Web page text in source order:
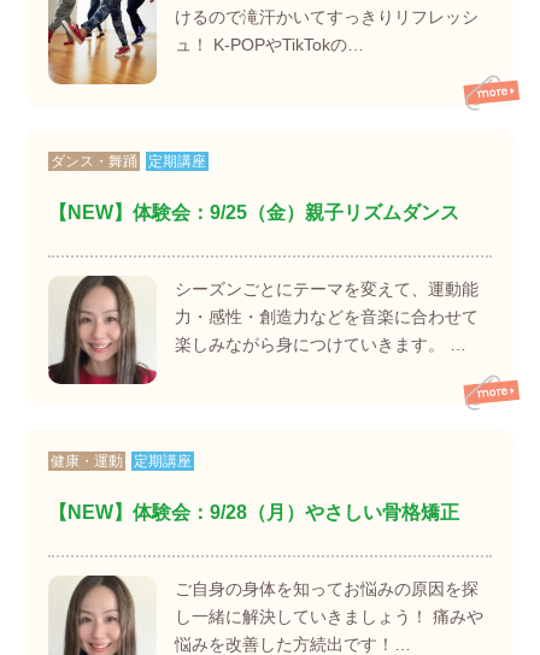
けるので滝汗かいてすっきりリフレッシ
ュ！ K-POPやTikTokの…
ダンス・舞踊 定期講座
【NEW】体験会：9/25（金）親子リズムダンス
シーズンごとにテーマを変えて、運動能
力・感性・創造力などを音楽に合わせて
楽しみながら身につけていきます。 …
健康・運動 定期講座
【NEW】体験会：9/28（月）やさしい骨格矯正
ご自身の身体を知ってお悩みの原因を探
し一緒に解決していきましょう！ 痛みや
悩みを改善した方続出です！…